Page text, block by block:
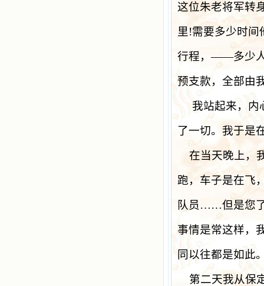
这位朱老将军转
里!需要多少时间
行程，——多少
预支款，全部由
我站起来，内
了一切。我于是
在当天晚上，
跑，车子是在飞
队员……但是您
事情是常这样，
同以往都是如此
第二天我从保